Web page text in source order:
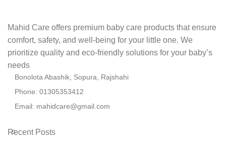
Mahid Care offers premium baby care products that ensure
comfort, safety, and well-being for your little one. We
prioritize quality and eco-friendly solutions for your baby’s
needs
Bonolota Abashik, Sopura, Rajshahi
Phone: 01305353412
Email: mahidcare@gmail.com
Recent Posts